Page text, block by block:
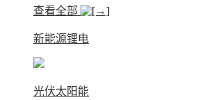
查看全部
新能源锂电
光伏太阳能